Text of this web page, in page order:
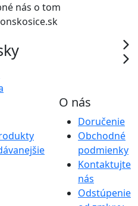
nás o tom
O nás
Doručenie
Obchodné
podmienky
Kontaktujte
nás
Odstúpenie